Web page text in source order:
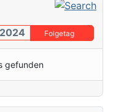
Folgetag
gefunden